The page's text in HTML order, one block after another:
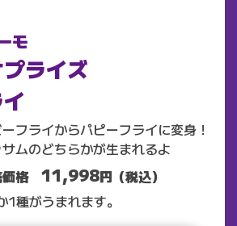
モ
ライズ
フライからパピーフライに変身！
ムのどちらかが生まれるよ
価格 11,998円（税込）
種がうまれます。